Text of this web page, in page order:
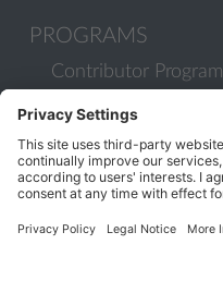
PROGRAMS
Contributor Program
Partner Program
COMMUNITY